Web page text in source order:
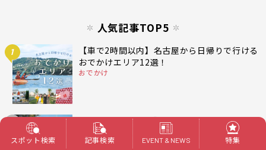
人気記事TOP5
1
【車で2時間以内】名古屋から日帰りで行ける
おでかけエリア12選！
おでかけ
【名古屋から2時間】みかん狩りから、地元グ
ルメに現代アートまで。秋〜冬におすすめ！
南伊勢町をまるっと楽しむ日帰りプラン
スポット検索 記事検索 EVENT & NEWS 特集